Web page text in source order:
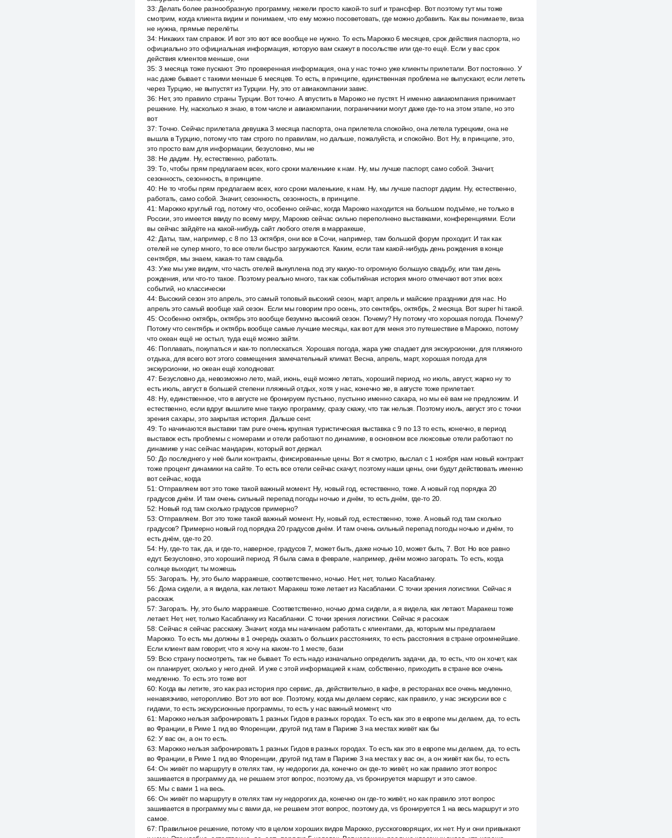
33: Делать более разнообразную программу, нежели просто какой-то surf и трансфер. Вот поэтому тут мы тоже
смотрим, когда клиента видим и понимаем, что ему можно посоветовать, где можно добавить. Как вы понимаете, виза
не нужна, прямые перелёты.
34: Никаких там справок. И вот это вот все вообще не нужно. То есть Марокко 6 месяцев, срок действия паспорта, но
официально это официальная информация, которую вам скажут в посольстве или где-то ещё. Если у вас срок
действия клиентов меньше, они
35:3 месяца тоже пускают. Это проверенная информация, она у нас точно уже клиенты прилетали. Вот постоянно. У
нас даже бывает с такими меньше 6 месяцев. То есть, в принципе, единственная проблема не выпускают, если лететь
через Турцию, не выпустят из Турции. Ну, это от авиакомпании завис.
36: Нет, это правило страны Турции. Вот точно. А впустить в Марокко не пустят. Н именно авиакомпания принимает
решение. Ну, насколько я знаю, в том числе и авиакомпании, пограничники могут даже где-то на этом этапе, но это
вот
37:Точно. Сейчас прилетала девушка 3 месяца паспорта, она прилетела спокойно, она летела турецким, она не
вышла в Турцию, потому что там строго по правилам, но дальше, пожалуйста, и спокойно. Вот. Ну, в принципе, это,
это просто вам для информации, безусловно, мы не
38: Не дадим. Ну, естественно, работать.
39:То, чтобы прям предлагаем всех, кого сроки маленькие к нам. Ну, мы лучше паспорт, само собой. Значит,
сезонность, сезонность, в принципе.
40: Не то чтобы прям предлагаем всех, кого сроки маленькие, к нам. Ну, мы лучше паспорт дадим. Ну, естественно,
работать, само собой. Значит, сезонность, сезонность, в принципе.
41 : Марокко круглый год, потому что, особенно сейчас, когда Марокко находится на большом подъёме, не только в
России, это имеется ввиду по всему миру, Марокко сейчас сильно переполнено выставками, конференциями. Если
вы сейчас зайдёте на какой-нибудь сайт любого отеля в марракеше,
42: Даты, там, например, с 8 по 13 октября, они все в Сочи, например, там большой форум проходит. И так как
отелей не супер много, то все отели быстро загружаются. Каким, если там какой-нибудь день рождения в конце
сентября, мы знаем, какая-то там свадьба.
43:Уже мы уже видим, что часть отелей выкуплена под эту какую-то огромную большую свадьбу, или там день
рождения, или что-то такое. Поэтому реально много, так как событийная история много отмечают вот этих всех
событий, но классически
44: Высокий сезон это апрель, это самый топовый высокий сезон, март, апрель и майские праздники для нас. Но
апрель это самый вообще хай сезон. Если мы говорим про осень, это сентябрь, октябрь, 2 месяца. Вот super hi такой.
45:Особенно октябрь, октябрь это вообще безумно высокий сезон. Почему? Ну потому что хорошая погода. Почему?
Потому что сентябрь и октябрь вообще самые лучшие месяцы, как вот для меня это путешествие в Марокко, потому
что океан ещё не остыл, туда ещё можно зайти.
46: Поплавать, покупаться и как-то поплескаться. Хорошая погода, жара уже спадает для экскурсионки, для пляжного
отдыха, для всего вот этого совмещения замечательный климат. Весна, апрель, март, хорошая погода для
экскурсионки, но океан ещё холодноват.
47: Безусловно да, невозможно лето, май, июнь, ещё можно летать, хороший период, но июль, август, жарко ну то
есть июль, август в большей степени пляжный отдых, хотя у нас, конечно же, в августе тоже прилетает.
48: Ну, единственное, что в августе не бронируем пустыню, пустыню именно сахара, но мы её вам не предложим. И
естественно, если вдруг вышлите мне такую программу, сразу скажу, что так нельзя. Поэтому июль, август это с точки
зрения сахары, это закрытая история. Дальше сент.
49:То начинаются выставки там pure очень крупная туристическая выставка с 9 по 13 то есть, конечно, в период
выставок есть проблемы с номерами и отели работают по динамике, в основном все люксовые отели работают по
динамике у нас сейчас мандарин, который вот держал.
50: До последнего у неё были контракты, фиксированные цены. Вот я смотрю, выслал с 1 ноября нам новый контракт
тоже процент динамики на сайте. То есть все отели сейчас скачут, поэтому наши цены, они будут действовать именно
вот сейчас, когда
51 :Отправляем вот это тоже такой важный момент. Ну, новый год, естественно, тоже. А новый год порядка 20
градусов днём. И там очень сильный перепад погоды ночью и днём, то есть днём, где-то 20.
52: Новый год там сколько градусов примерно?
53:Отправляем. Вот это тоже такой важный момент. Ну, новый год, естественно, тоже. А новый год там сколько
градусов? Примерно новый год порядка 20 градусов днём. И там очень сильный перепад погоды ночью и днём, то
есть днём, где-то 20.
54: Ну, где-то так, да, и где-то, наверное, градусов 7, может быть, даже ночью 10, может быть, 7. Вот. Но все равно
едут. Безусловно, это хороший период. Я была сама в феврале, например, днём можно загорать. То есть, когда
солнце выходит, ты можешь
55:Загорать. Ну, это было марракеше, соответственно, ночью. Нет, нет, только Касабланку.
56: Дома сидели, а я видела, как летают. Маракеш тоже летает из Касабланки. С точки зрения логистики. Сейчас я
расскаж.
57:Загорать. Ну, это было марракеше. Соответственно, ночью дома сидели, а я видела, как летают. Маракеш тоже
летает. Нет, нет, только Касабланку из Касабланки. С точки зрения логистики. Сейчас я расскаж
58:Сейчас я сейчас расскажу. Значит, когда мы начинаем работать с клиентами, да, которым мы предлагаем
Марокко. То есть мы должны в 1 очередь сказать о больших расстояниях, то есть расстояния в стране огромнейшие.
Если клиент вам говорит, что я хочу на каком-то 1 месте, бази
59: Всю страну посмотреть, так не бывает. То есть надо изначально определить задачи, да, то есть, что он хочет, как
он планирует, сколько у него дней. И уже с этой информацией к нам, собственно, приходить в стране все очень
медленно. То есть это тоже вот
60: Когда вы летите, это как раз история про сервис, да, действительно, в кафе, в ресторанах все очень медленно,
ненавязчиво, неторопливо. Вот это вот все. Поэтому, когда мы делаем сервис, как правило, у нас экскурсии все с
гидами, то есть экскурсионные программы, то есть у нас важный момент, что
61 : Марокко нельзя забронировать 1 разных Гидов в разных городах. То есть как это в европе мы делаем, да, то есть
во Франции, в Риме 1 гид во Флоренции, другой гид там в Париже 3 на местах живёт как бы
62:У вас он, а он то есть.
63: Марокко нельзя забронировать 1 разных Гидов в разных городах. То есть как это в европе мы делаем, да, то есть
во Франции, в Риме 1 гид во Флоренции, другой гид там в Париже 3 на местах у вас он, а он живёт как бы, то есть
64:Он живёт по маршруту в отелях там, ну недорогих да, конечно он где-то живёт, но как правило этот вопрос
зашивается в программу да, не решаем этот вопрос, поэтому да, vs бронируется маршрут и это самое.
65: Мы с вами 1 на весь.
66:Он живёт по маршруту в отелях там ну недорогих да, конечно он где-то живёт, но как правило этот вопрос
зашивается в программу мы с вами да, не решаем этот вопрос, поэтому да, vs бронируется 1 на весь маршрут и это
самое.
67: Правильное решение, потому что в целом хороших видов Марокко, русскоговорящих, их нет. Ну и они привыкают